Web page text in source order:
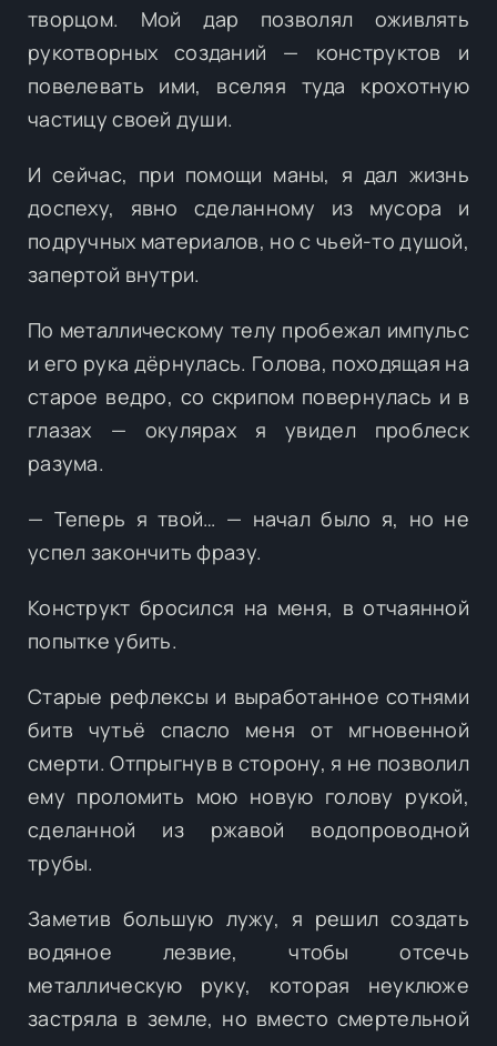
творцом. Мой дар позволял оживлять
рукотворных созданий — конструктов и
повелевать ими, вселяя туда крохотную
частицу своей души.
И сейчас, при помощи маны, я дал жизнь
доспеху, явно сделанному из мусора и
подручных материалов, но с чьей-то душой,
запертой внутри.
По металлическому телу пробежал импульс
и его рука дёрнулась. Голова, походящая на
старое ведро, со скрипом повернулась и в
глазах — окулярах я увидел проблеск
разума.
— Теперь я твой… — начал было я, но не
успел закончить фразу.
Конструкт бросился на меня, в отчаянной
попытке убить.
Старые рефлексы и выработанное сотнями
битв чутьё спасло меня от мгновенной
смерти. Отпрыгнув в сторону, я не позволил
ему проломить мою новую голову рукой,
сделанной из ржавой водопроводной
трубы.
Заметив большую лужу, я решил создать
водяное лезвие, чтобы отсечь
металлическую руку, которая неуклюже
застряла в земле, но вместо смертельной